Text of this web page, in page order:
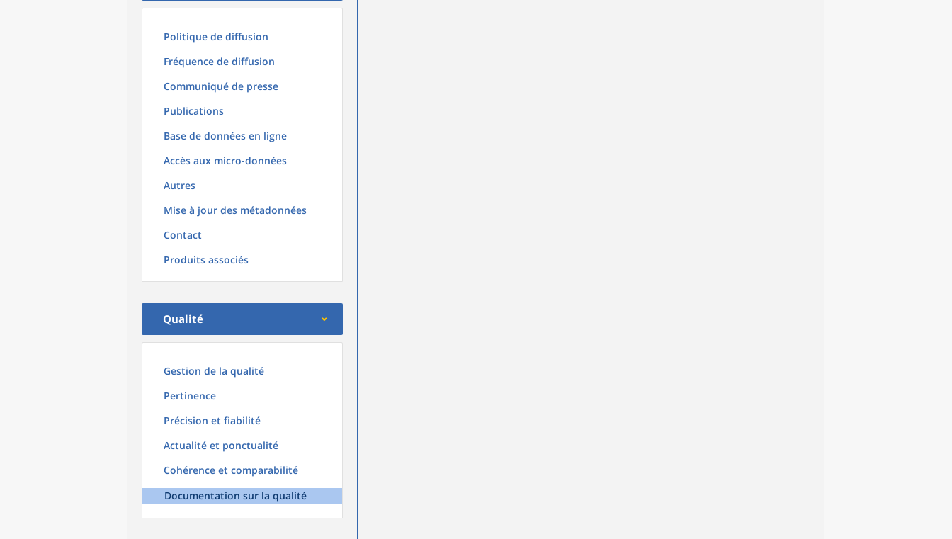
Politique de diffusion
Fréquence de diffusion
Communiqué de presse
Publications
Base de données en ligne
Accès aux micro-données
Autres
Mise à jour des métadonnées
Contact
Produits associés
Qualité
Gestion de la qualité
Pertinence
Précision et fiabilité
Actualité et ponctualité
Cohérence et comparabilité
Documentation sur la qualité